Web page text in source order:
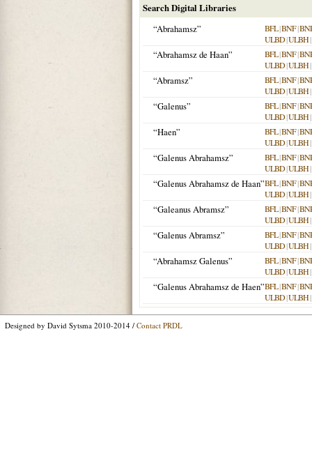
Search Digital Libraries
“Abrahamsz”
BFL|BNF|
ULBD|ULBH|
“Abrahamsz de Haan” BFL|BNF|
ULBD|ULBH|
“Abramsz” BFL|BNF|
ULBD|ULBH|
“Galenus” BFL|BNF|
ULBD|ULBH|
“Haen” BFL|BNF|
ULBD|ULBH|
“Galenus Abrahamsz” BFL|BNF|
ULBD|ULBH|
“Galenus Abrahamsz de Haan”BFL|BNF|
ULBD|ULBH|
“Galeanus Abramsz” BFL|BNF|
ULBD|ULBH|
“Galenus Abramsz” BFL|BNF|
ULBD|ULBH|
“Abrahamsz Galenus” BFL|BNF|
ULBD|ULBH|
“Galenus Abrahamsz de Haen”BFL|BNF|
ULBD|ULBH|
Designed by David Sytsma 2010-2014 / Contact PRDL